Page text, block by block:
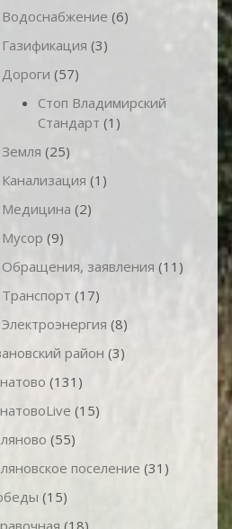
Водоснабжение (6)
Газификация (3)
Дороги (57)
Стоп Владимирский
Стандарт (1)
Земля (25)
Канализация (1)
Медицина (2)
Мусор (9)
Обращения, заявления (11)
Транспорт (17)
Электроэнергия (8)
район (3)
(131)
(15)
(55)
поселение (31)
(15)